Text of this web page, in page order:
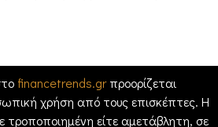
financetrends.grπροορίζεται
χρήση από τους επισκέπτες. Η
τροποποιημένη είτε αμετάβλητη, σε